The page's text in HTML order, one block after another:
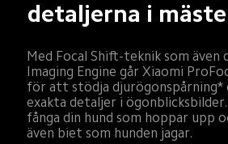
detaljerna i
Med Focal Shift-teknik som även
Imaging Engine går Xiaomi
för att stödja djurögonspårning*
exakta detaljer i
fånga din hund som hoppar upp
även biet som hunden jagar.